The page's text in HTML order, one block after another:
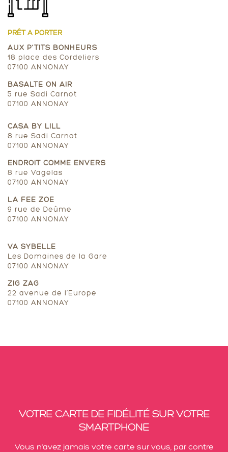
PRÊT A PORTER
AUX P’TITS BONHEURS
18 place des Cordeliers
07100 ANNONAY
BASALTE ON AIR
5 rue Sadi Carnot
07100 ANNONAY
CASA BY LILL
8 rue Sadi Carnot
07100 ANNONAY
ENDROIT COMME ENVERS
8 rue Vagelas
07100 ANNONAY
LA FEE ZOE
9 rue de Deûme
07100 ANNONAY
VA SYBELLE
Les Domaines de la Gare
07100 ANNONAY
ZIG ZAG
22 avenue de l’Europe
07100 ANNONAY
VOTRE CARTE DE FIDÉLITÉ SUR VOTRE
SMARTPHONE
Vous n'avez jamais votre carte sur vous, par contre